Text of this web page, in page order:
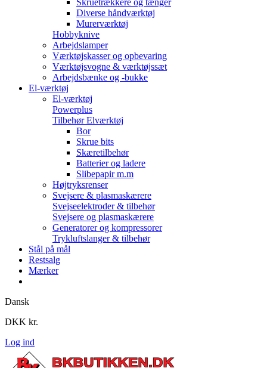
Skruetrækkere og tænger
Diverse håndværktøj
Murerværktøj
Hobbyknive
Arbejdslamper
Værktøjskasser og opbevaring
Værktøjsvogne & værktøjssæt
Arbejdsbænke og -bukke
El-værktøj
El-værktøj
Powerplus
Tilbehør Elværktøj
Bor
Skrue bits
Skæretilbehør
Batterier og ladere
Slibepapir m.m
Højtryksrenser
Svejsere & plasmaskærere
Svejseelektroder & tilbehør
Svejsere og plasmaskærere
Generatorer og kompressorer
Trykluftslanger & tilbehør
Stål på mål
Restsalg
Mærker
Dansk
DKK kr.
Log ind